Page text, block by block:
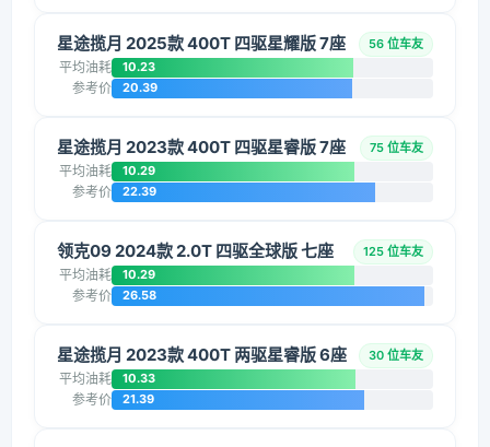
星途揽月 2025款 400T 四驱星耀版 7座 56 位车友
平均油耗 10.23
参考价 20.39
星途揽月 2023款 400T 四驱星睿版 7座 75 位车友
平均油耗 10.29
参考价 22.39
领克09 2024款 2.0T 四驱全球版 七座 125 位车友
平均油耗 10.29
参考价 26.58
星途揽月 2023款 400T 两驱星睿版 6座 30 位车友
平均油耗 10.33
参考价 21.39